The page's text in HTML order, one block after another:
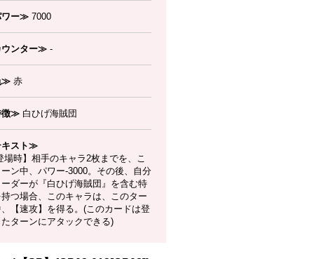
ー≫ 7000
ンター≫ -
≫ 赤
≫ 白ひげ海賊団
スト≫
場時】相手のキャラ2枚までを、こ
ン中、パワー-3000。その後、自分
ダーが『白ひげ海賊団』を含む特
つ場合、このキャラは、このター
、【速攻】を得る。(このカードは登
ターンにアタックできる)